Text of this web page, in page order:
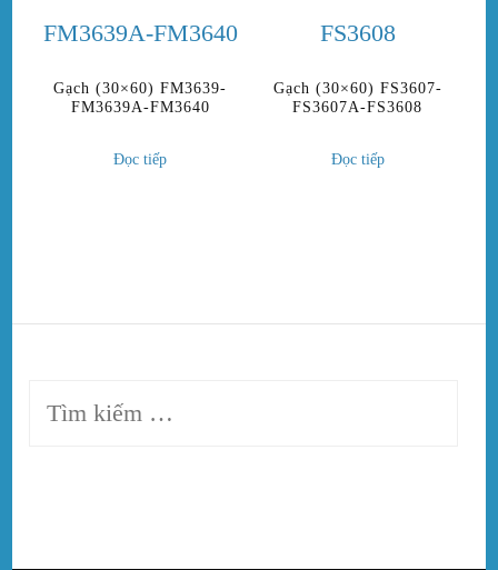
Gạch (30×60) FM3639-
FM3639A-FM3640
Đọc tiếp
Gạch (30×60) FS3607-
FS3607A-FS3608
Đọc tiếp
Tìm